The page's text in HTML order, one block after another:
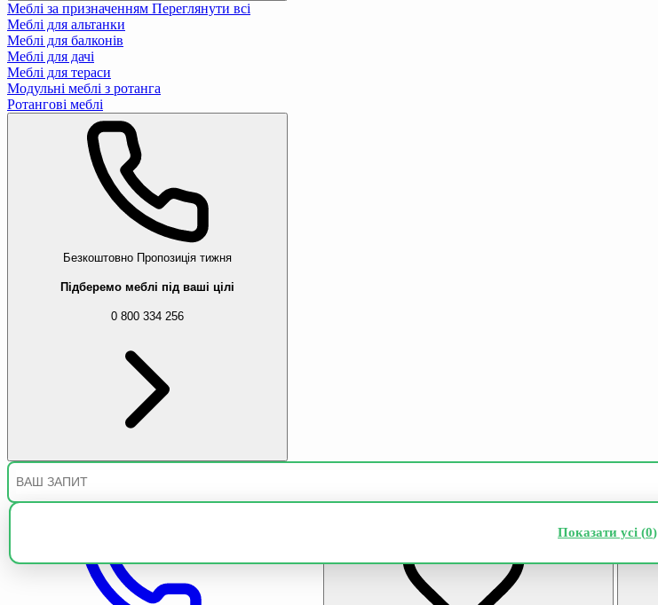
Меблі за призначенням Переглянути всі
Меблі для альтанки
Меблі для балконів
Меблі для дачі
Меблі для тераси
Модульні меблі з ротанга
Ротангові меблі
Безкоштовно Пропозиція тижня
Підберемо меблі під ваші цілі
0 800 334 256
Показати усі (0)